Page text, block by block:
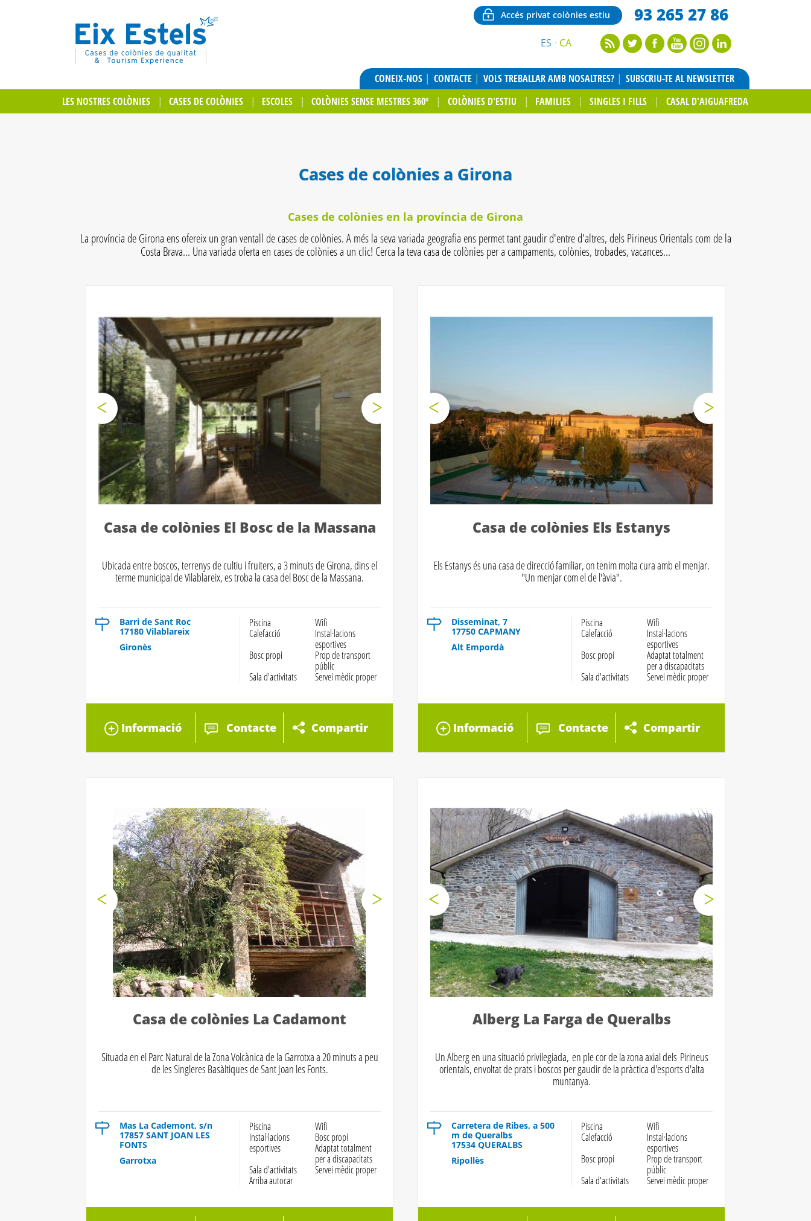
Accés privat colònies estiu 93 265 27 86
ES CA
CONEIX-NOS CONTACTE VOLS TREBALLAR AMB NOSALTRES?
SUBSCRIU-TE AL NEWSLETTER
LES NOSTRES COLÒNIES
CASES DE COLÒNIES ESCOLES COLÒNIES SENSE MESTRES 360º COLÒNIES D'ESTIU FAMILIES SINGLES I FILLS CASAL D'AIGUAFREDA
Cases de colònies a Girona
Cases de colònies en la província de Girona
La província de Girona ens ofereix un gran ventall de cases de colònies. A més la seva variada geografia ens permet tant gaudir d'entre d'altres, dels Pirineus Orientals com de la
Costa Brava... Una variada oferta en cases de colònies a un clic! Cerca la teva casa de colònies per a campaments, colònies, trobades, vacances...
Casa de colònies El Bosc de la Massana
Ubicada entre boscos, terrenys de cultiu i fruiters, a 3 minuts de Girona, dins el
terme municipal de Vilablareix, es troba la casa del Bosc de la Massana.
Barri de Sant Roc
17180 Vilablareix
Gironès
Piscina
Wifi
Calefacció
Instal·lacions
esportives
Bosc propi
Prop de transport
públic
Sala d'activitats
Servei mèdic proper
Informació Contacte Compartir
Casa de colònies Els Estanys
Els Estanys és una casa de direcció familiar, on tenim molta cura amb el menjar.
"Un menjar com el de l'àvia".
Disseminat, 7
17750 CAPMANY
Alt Empordà
Piscina
Wifi
Calefacció
Instal·lacions
esportives
Bosc propi
Adaptat totalment
per a discapacitats
Sala d'activitats
Servei mèdic proper
Informació Contacte Compartir
Casa de colònies La Cadamont
Situada en el Parc Natural de la Zona Volcànica de la Garrotxa a 20 minuts a peu
de les Singleres Basàltiques de Sant Joan les Fonts.
Mas La Cademont, s/n
17857 SANT JOAN LES
FONTS
Garrotxa
Piscina
Wifi
Instal·lacions
esportives
Bosc propi
Adaptat totalment
per a discapacitats
Sala d'activitats
Servei mèdic proper
Arriba autocar
Alberg La Farga de Queralbs
Un Alberg en una situació privilegiada, en ple cor de la zona axial dels Pirineus
orientals, envoltat de prats i boscos per gaudir de la pràctica d'esports d'alta
muntanya.
Carretera de Ribes, a 500
m de Queralbs
17534 QUERALBS
Ripollès
Piscina
Wifi
Calefacció
Instal·lacions
esportives
Bosc propi
Prop de transport
públic
Sala d'activitats
Servei mèdic proper